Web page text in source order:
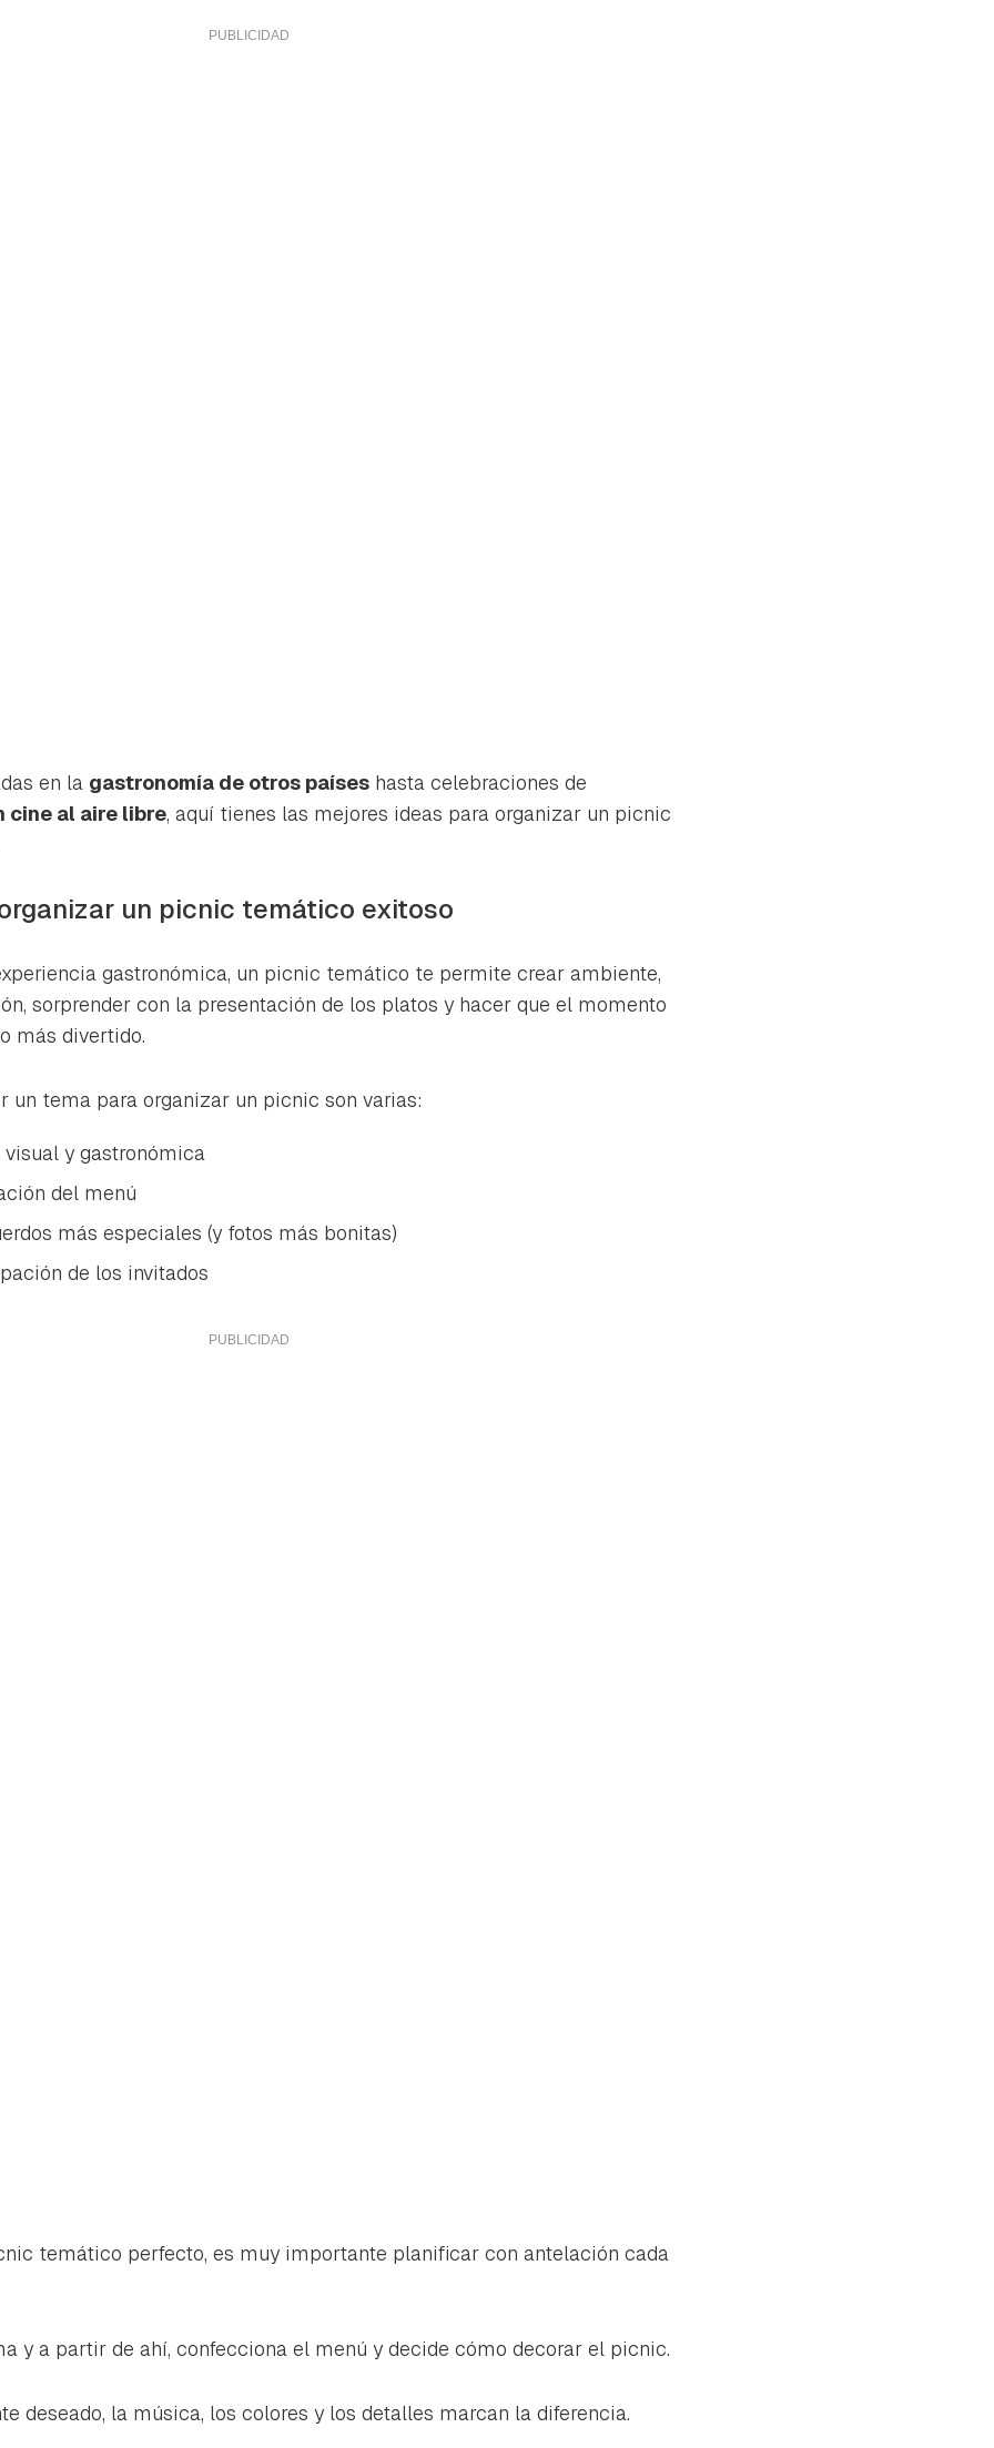
de Hogarmanía.
INICIAR SESIÓN
en la gastronomía de otros países hasta celebraciones de
cine al aire libre, aquí tienes las mejores ideas para organizar un picnic
un picnic temático exitoso
gastronómica, un picnic temático te permite crear ambiente,
sorprender con la presentación de los platos y hacer que el momento
más divertido.
un tema para organizar un picnic son varias:
y gastronómica
del menú
más especiales (y fotos más bonitas)
de los invitados
temático perfecto, es muy importante planificar con antelación cada
y a partir de ahí, confecciona el menú y decide cómo decorar el picnic.
deseado, la música, los colores y los detalles marcan la diferencia.
Contenido enviado
ACEPTAR